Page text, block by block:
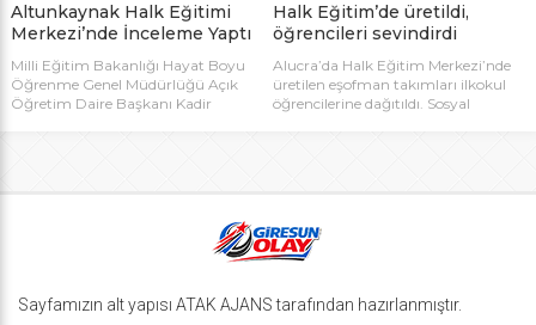
Altunkaynak Halk Eğitimi
Merkezi’nde İnceleme Yaptı
Milli Eğitim Bakanlığı Hayat Boyu
Öğrenme Genel Müdürlüğü Açık
Öğretim Daire Başkanı Kadir
Eğitimi Merkezi Müdürlüğü’nü
ANLATILDI Ziyarette kurum
müdürü Salih Uzun, merkez […]
Halk Eğitim’de üretildi,
öğrencileri sevindirdi
Alucra’da Halk Eğitim Merkezi’nde
üretilen eşofman takımları ilkokul
öğrencilerine dağıtıldı. Sosyal
Sayfamızın alt yapısı ATAK AJANS tarafından hazırlanmıştır.